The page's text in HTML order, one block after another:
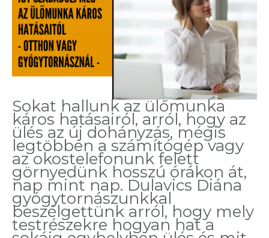
Sokat hallunk az ülőmunka
káros hatásairól, arról, hogy az
ülés az új dohányzás, mégis
legtöbben a számítógép vagy
az okostelefonunk felett
görnyedünk hosszú órákon át,
nap mint nap. Dulavics Diána
gyógytornászunkkal
beszélgettünk arról, hogy mely
testrészekre hogyan hat a